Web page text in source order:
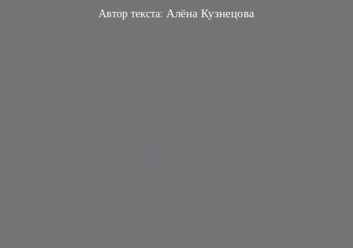
Автор текста: Алёна Кузнецова